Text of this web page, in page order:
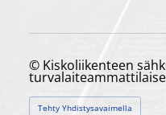
© Kiskoliikenteen
Tehty Yhdistysavaimella